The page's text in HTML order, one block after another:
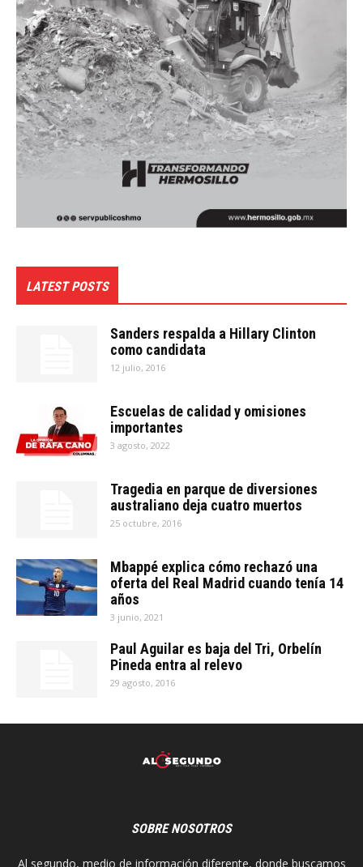
LATEST POSTS
Sanders respalda a Hillary Clinton
como candidata
12 julio, 2016
Escuelas de calidad y omisiones
importantes
3 agosto, 2022
Tragedia en parque de diversiones
australiano deja cuatro muertos
25 octubre, 2016
Mbappé explica cómo rechazó una
oferta del Real Madrid cuando tenía 14
años
3 junio, 2021
Paul Aguilar es baja del Tri, Orbelín
Pineda entra al relevo
29 agosto, 2016
SOBRE NOSOTROS
Al segundo, medio de información diferente, donde buscamos